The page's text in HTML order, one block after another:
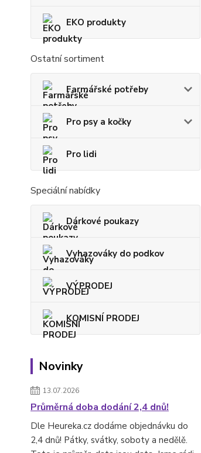
EKO produkty
Ostatní sortiment
Farmářské potřeby
Pro psy a kočky
Pro lidi
Speciální nabídky
Dárkové poukazy
Vyhazováky do podkov
VÝPRODEJ
KOMISNÍ PRODEJ
Novinky
13.07.2026
Průměrná doba dodání 2,4 dnů!
Dle Heureka.cz dodáme objednávku do
2,4 dnů! Pátky, svátky, soboty a nedělě.